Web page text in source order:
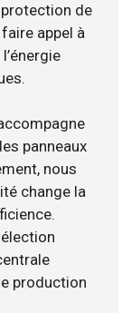
de
appel à
panneaux
nous
change la
production